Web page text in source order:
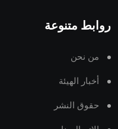
روابط متنوعة
من نحن
أخبار الهيئة
حقوق النشر